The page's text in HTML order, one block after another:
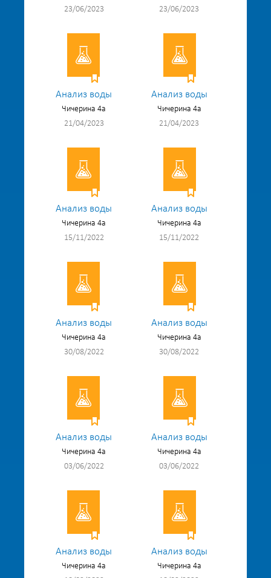
23/06/2023
23/06/2023
Анализ воды
Чичерина 4а
21/04/2023
Анализ воды
Чичерина 4а
21/04/2023
Анализ воды
Чичерина 4а
15/11/2022
Анализ воды
Чичерина 4а
15/11/2022
Анализ воды
Чичерина 4а
30/08/2022
Анализ воды
Чичерина 4а
30/08/2022
Анализ воды
Чичерина 4а
03/06/2022
Анализ воды
Чичерина 4а
03/06/2022
Анализ воды
Чичерина 4а
Анализ воды
Чичерина 4а